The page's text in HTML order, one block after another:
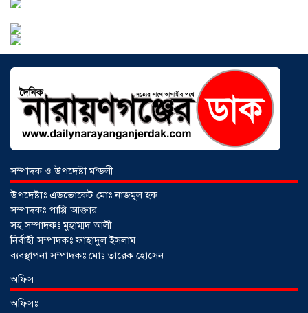
২০২৬
আড়াইহাজারে বান্টি বাজারে ৫ গ্রাম
হেরোইনসহ যুবক গ্রেপ্তার
০৩ আগস্ট ২০২৬
সম্পাদক ও উপদেষ্টা মন্ডলী
উপদেষ্টাঃ এডভোকেট মোঃ নাজমুল হক
সম্পাদকঃ পাপ্পি আক্তার
সহ সম্পাদকঃ মুহাম্মদ আলী
নির্বাহী সম্পাদকঃ ফাহাদুল ইসলাম
ব্যবস্থাপনা সম্পাদকঃ মোঃ তারেক হোসেন
অফিস
অফিসঃ